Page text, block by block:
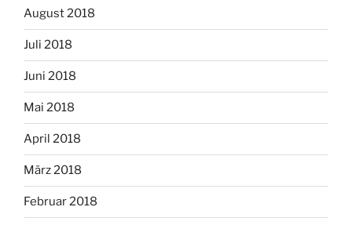
August 2018
Juli 2018
Juni 2018
Mai 2018
April 2018
März 2018
Februar 2018